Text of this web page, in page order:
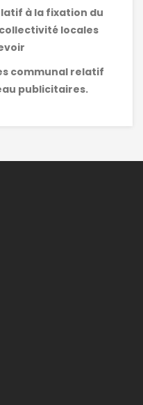
à la fixation du
locales
communal relatif
publicitaires.